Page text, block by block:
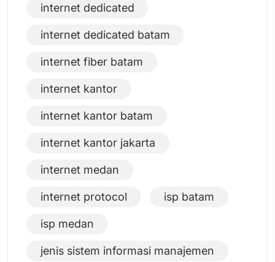
internet dedicated
internet dedicated batam
internet fiber batam
internet kantor
internet kantor batam
internet kantor jakarta
internet medan
internet protocol isp batam
isp medan
jenis sistem informasi manajemen